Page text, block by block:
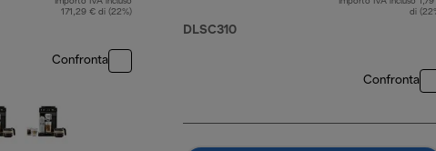
prezzo originale 1149,90 €
171,29 € di (22%)
Confronta
DLSC310
di
Confronta